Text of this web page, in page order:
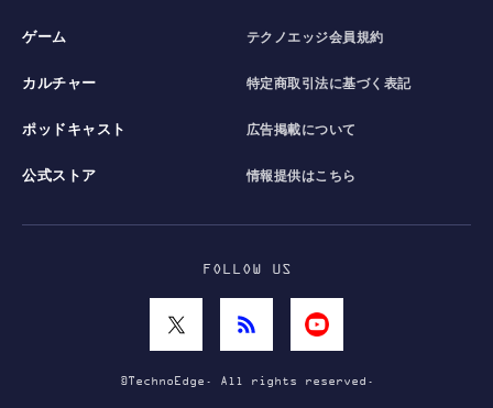
ゲーム
カルチャー
ポッドキャスト
公式ストア
テクノエッジ会員規約
特定商取引法に基づく表記
広告掲載について
情報提供はこちら
FOLLOW US
©TechnoEdge. All rights reserved.